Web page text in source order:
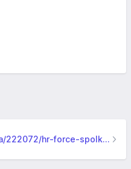
aplikuj.pl/pracodawca/222072/hr-force-spolka-z-ograniczona-odpowiedzialnoscia